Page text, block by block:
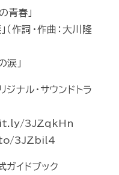
春」
作詞・作曲：大川隆
」
ジナル・サウンドトラ
3JZqkHn
3JZbil4
ガイドブック